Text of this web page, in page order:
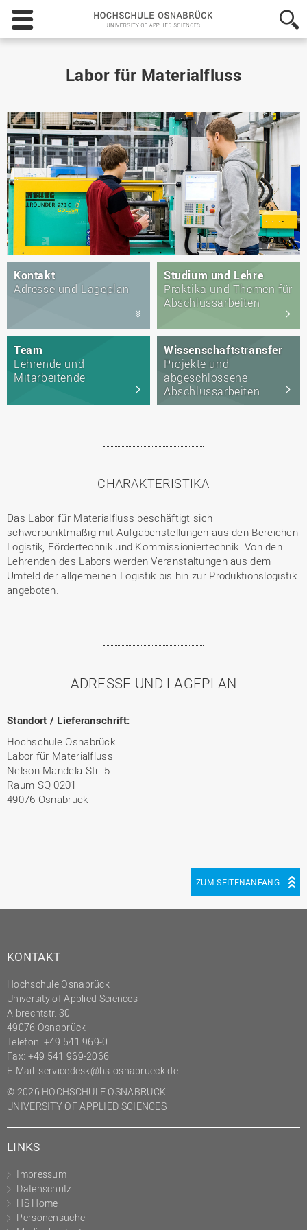
Hochschule
Osnabrück
-
Applied
Labor für Materialfluss
Kontakt
Adresse und Lageplan
Studium und Lehre
Praktika und Themen für
Abschlussarbeiten
Team
Lehrende und
Mitarbeitende
Wissenschaftstransfer
Projekte und
abgeschlossene
Abschlussarbeiten
CHARAKTERISTIKA
Das Labor für Materialfluss beschäftigt sich
schwerpunktmäßig mit Aufgabenstellungen aus den Bereichen
Logistik, Fördertechnik und Kommissioniertechnik. Von den
Lehrenden des Labors werden Veranstaltungen aus dem
Umfeld der allgemeinen Logistik bis hin zur Produktionslogistik
angeboten.
ADRESSE UND LAGEPLAN
Standort / Lieferanschrift:
Hochschule Osnabrück
Labor für Materialfluss
Nelson-Mandela-Str. 5
Raum SQ 0201
49076 Osnabrück
ZUM SEITENANFANG
KONTAKT
Hochschule Osnabrück
University of Applied Sciences
Albrechtstr. 30
49076 Osnabrück
Telefon: +49 541 969-0
Fax: +49 541 969-2066
E-Mail: servicedesk@hs-osnabrueck.de
© 2026 HOCHSCHULE OSNABRÜCK
UNIVERSITY OF APPLIED SCIENCES
LINKS
Impressum
Datenschutz
HS Home
Personensuche